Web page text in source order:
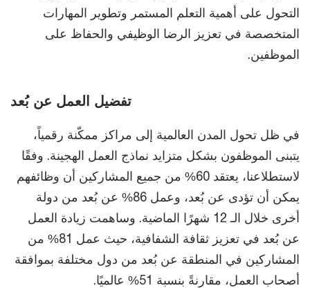
التحول على أهمية التعلم المستمر وتطوير المهارات
المتخصصة في تعزيز الرضا الوظيفي والحفاظ على
الموظفين.
تفضيل العمل عن بُعد
في ظل تحول المدن العالمية إلى مراكز ممكّنة رقمياً،
يتبنى الموظفون بشكل متزايد نماذج العمل الهجينة. وفقًا
لاستطلاعنا، يعتقد 60% من جميع المشاركين أن وظائفهم
يمكن أن تؤدى عن بُعد، وعمل 86% عن بُعد من دولة
أخرى خلال الـ 12 شهرًا الماضية. وساهمت زيادة العمل
عن بُعد في تعزيز ثقافة الشفافية، حيث عمل 81% من
المشاركين في المنطقة عن بُعد من دول مختلفة بموافقة
أصحاب العمل، مقارنةً بنسبة 51% عالميًا.